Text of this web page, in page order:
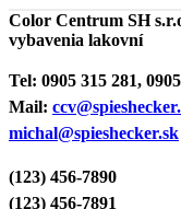
Color Centrum SH
vybavenia lakovní
Tel: 0905 315 281,
Mail:
michal@spieshecker.sk
(123) 456-7890
(123) 456-7891